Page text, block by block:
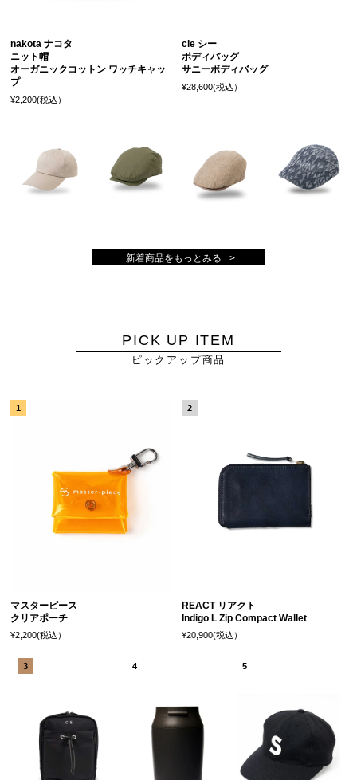
nakota ナコタ
ニット帽
オーガニックコットン ワッチキャッ
プ
¥2,200(税込）
cie シー
ボディバッグ
サニーボディバッグ
¥28,600(税込）
新着商品をもっとみる
PICK UP ITEM
ピックアップ商品
マスターピース
クリアポーチ
¥2,200(税込）
REACT リアクト
Indigo L Zip Compact Wallet
¥20,900(税込）